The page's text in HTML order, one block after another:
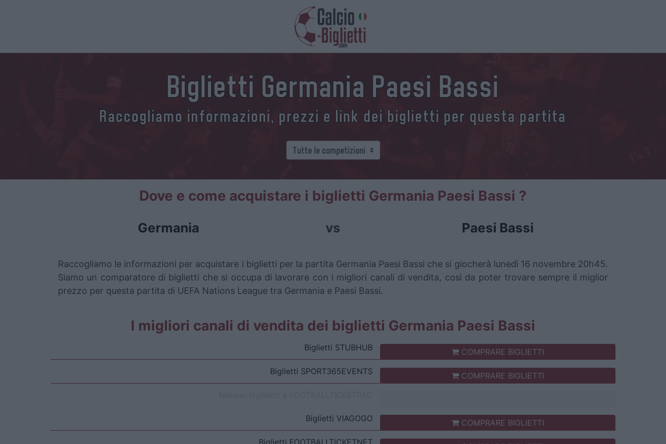
Biglietti Germania Paesi Bassi
Raccogliamo informazioni, prezzi e link dei biglietti per questa partita
Dove e come acquistare i biglietti Germania Paesi Bassi ?
Germania vs Paesi Bassi
Raccogliamo le informazioni per acquistare i biglietti per la partita Germania Paesi Bassi che si giocherà lunedì 16 novembre 20h45.
Siamo un comparatore di biglietti che si occupa di lavorare con i migliori canali di vendita, così da poter trovare sempre il miglior
prezzo per questa partita di UEFA Nations League tra Germania e Paesi Bassi.
I migliori canali di vendita dei biglietti Germania Paesi Bassi
Biglietti STUBHUB
COMPRARE BIGLIETTI
Biglietti SPORT365EVENTS
COMPRARE BIGLIETTI
Biglietti VIAGOGO
COMPRARE BIGLIETTI
Biglietti FOOTBALLTICKETNET